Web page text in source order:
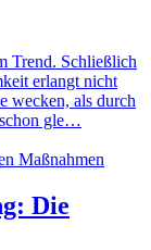
Trend. Schließlich
erlangt nicht
wecken, als durch
schon gle…
Die